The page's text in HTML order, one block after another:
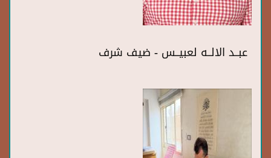
عبــد الالــه لعبيــس - ضيف شرف